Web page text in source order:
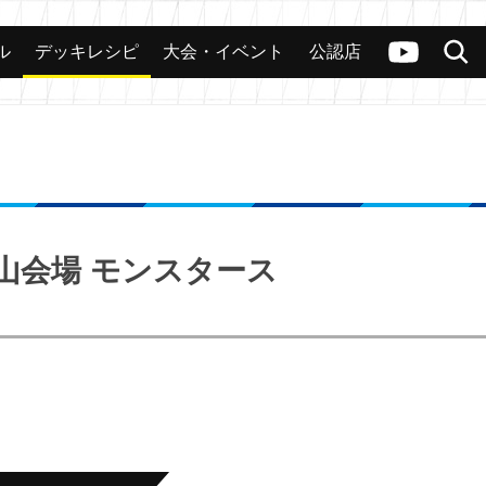
ヴァンガードch
検索
カード 大会 公認店舗 その他
デッキレシピ 大会・イベント 公認店
会場 モンスタース